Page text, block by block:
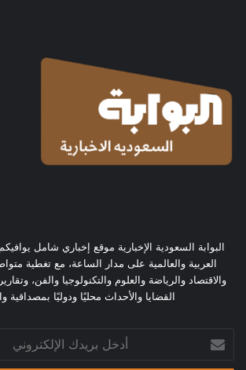
البوابة السعودية الإخبارية موقع إخباري شامل
العربية والعالمية على مدار الساعة، مع تغطية
والاقتصاد والرياضة والعلوم والتكنولوجيا والفن،
القضايا والأحداث محليًا ودوليًا بمصداقية
بريدك